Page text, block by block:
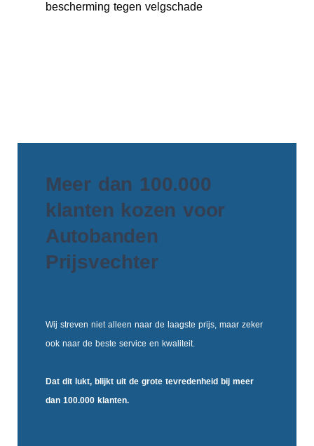
bescherming tegen velgschade
Meer dan 100.000
klanten kozen voor
Autobanden
Prijsvechter
Wij streven niet alleen naar de laagste prijs, maar zeker
ook naar de beste service en kwaliteit.
Dat dit lukt, blijkt uit de grote tevredenheid bij meer
dan 100.000 klanten.